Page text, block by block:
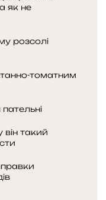
як не
розсолі
томатним
такий